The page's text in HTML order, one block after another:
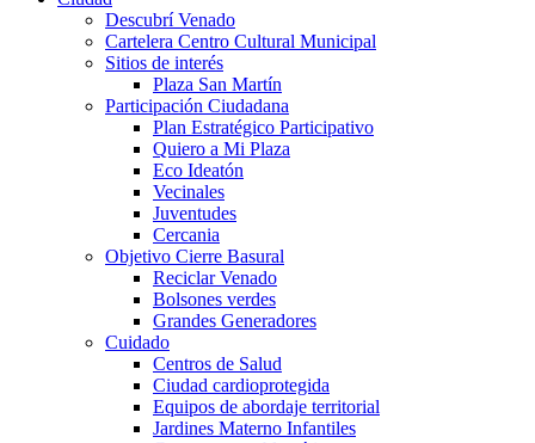
Descubrí Venado
Cartelera Centro Cultural Municipal
Sitios de interés
Plaza San Martín
Participación Ciudadana
Plan Estratégico Participativo
Quiero a Mi Plaza
Eco Ideatón
Vecinales
Juventudes
Cercania
Objetivo Cierre Basural
Reciclar Venado
Bolsones verdes
Grandes Generadores
Cuidado
Centros de Salud
Ciudad cardioprotegida
Equipos de abordaje territorial
Jardines Materno Infantiles